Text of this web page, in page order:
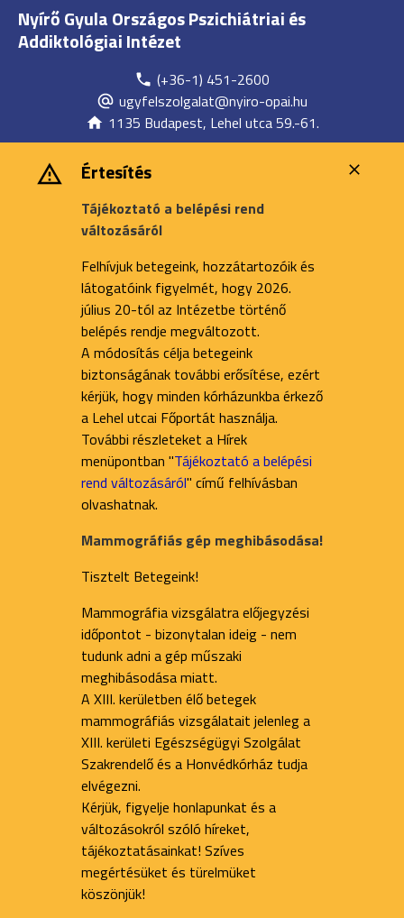
Nyírő Gyula Országos Pszichiátriai és
Addiktológiai Intézet
(+36-1) 451-2600
ugyfelszolgalat@nyiro-opai.hu
1135 Budapest, Lehel utca 59.-61.
Értesítés
Tájékoztató a belépési rend
változásáról
Felhívjuk betegeink, hozzátartozóik és
látogatóink figyelmét, hogy 2026.
július 20-tól az Intézetbe történő
belépés rendje megváltozott.
A módosítás célja betegeink
biztonságának további erősítése, ezért
kérjük, hogy minden kórházunkba érkező
a Lehel utcai Főportát használja.
További részleteket a Hírek
menüpontban "Tájékoztató a belépési
rend változásáról" című felhívásban
olvashatnak.
Mammográfiás gép meghibásodása!
Tisztelt Betegeink!
Mammográfia vizsgálatra előjegyzési
időpontot - bizonytalan ideig - nem
tudunk adni a gép műszaki
meghibásodása miatt.
A XIII. kerületben élő betegek
mammográfiás vizsgálatait jelenleg a
XIII. kerületi Egészségügyi Szolgálat
Szakrendelő és a Honvédkórház tudja
elvégezni.
Kérjük, figyelje honlapunkat és a
változásokról szóló híreket,
tájékoztatásainkat! Szíves
megértésüket és türelmüket
köszönjük!